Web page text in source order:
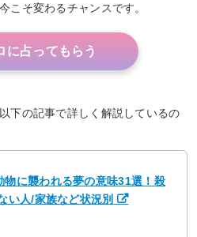
こそ変わるチャンスです。
に占ってもらう
下の記事で詳しく解説しているの
物に襲われる夢の意味31選！殺
い人/家族など状況別